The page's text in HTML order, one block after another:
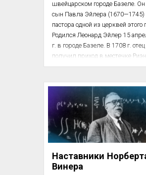
швейцарском городе Базеле.
сын Павла Эйлера
пастора одной из церквей этого
Родился Леонард Эйлер 15
г. в городе Базеле. В 1708 г. отец
получил приход в местечке Риэн,
расположенном неподалеку от
детские годы Леонарда Эйлера.
Матерью его была Маргарита
(1677—1761), происходившая
давшего Базелю многих
ученых.
Эйлер у отца. Павел Эйлер
Наставники
Винера